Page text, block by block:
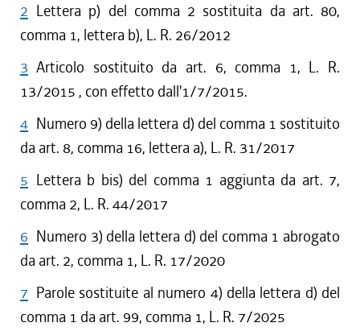
2 Lettera p) del comma 2 sostituita da art. 80,
comma 1, lettera b), L. R. 26/2012
3 Articolo sostituito da art. 6, comma 1, L. R.
13/2015 , con effetto dall'1/7/2015.
4 Numero 9) della lettera d) del comma 1 sostituito
da art. 8, comma 16, lettera a), L. R. 31/2017
5 Lettera b bis) del comma 1 aggiunta da art. 7,
comma 2, L. R. 44/2017
6 Numero 3) della lettera d) del comma 1 abrogato
da art. 2, comma 1, L. R. 17/2020
7 Parole sostituite al numero 4) della lettera d) del
comma 1 da art. 99, comma 1, L. R. 7/2025